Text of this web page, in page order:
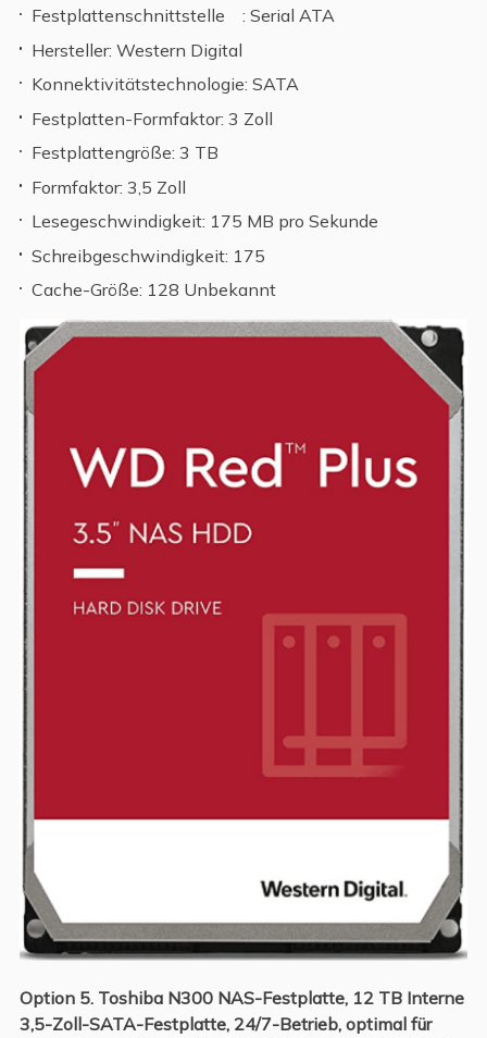
Festplattenschnittstelle : Serial ATA
Hersteller: Western Digital
Konnektivitätstechnologie: SATA
Festplatten-Formfaktor: 3 Zoll
Festplattengröße: 3 TB
Formfaktor: 3,5 Zoll
Lesegeschwindigkeit: 175 MB pro Sekunde
Schreibgeschwindigkeit: 175
Cache-Größe: 128 Unbekannt
Option 5. Toshiba N300 NAS-Festplatte, 12 TB Interne
3,5-Zoll-SATA-Festplatte, 24/7-Betrieb, optimal für